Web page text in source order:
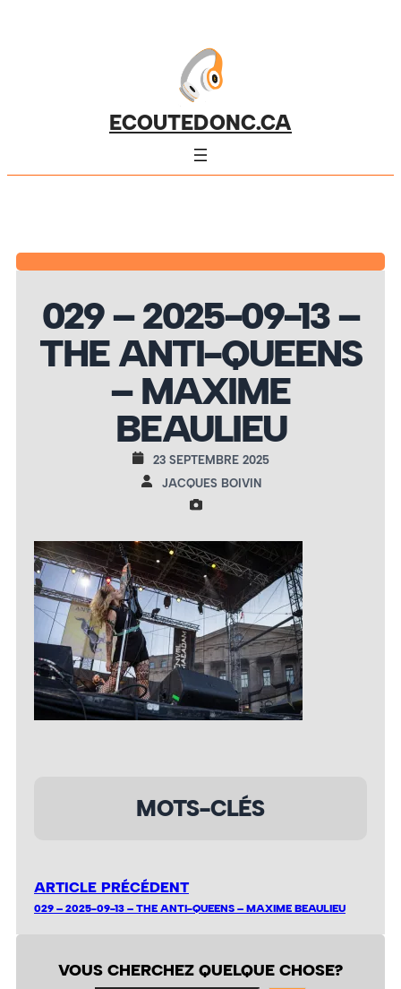
ECOUTEDONC.CA
029 – 2025-09-13 –
THE ANTI-QUEENS
– MAXIME
BEAULIEU
23 SEPTEMBRE 2025
JACQUES BOIVIN
MOTS-CLÉS
ARTICLE PRÉCÉDENT
029 – 2025-09-13 – THE ANTI-QUEENS – MAXIME BEAULIEU
VOUS CHERCHEZ QUELQUE CHOSE?